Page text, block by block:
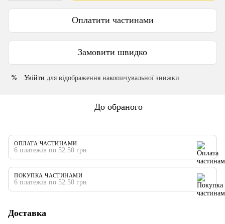
Оплатити частинами
Замовити швидко
% Увійти для відображення накопичувальної знижки
До обраного
ОПЛАТА ЧАСТИНАМИ
6 платежів по 52.50 грн
ПОКУПКА ЧАСТИНАМИ
6 платежів по 52.50 грн
Доставка